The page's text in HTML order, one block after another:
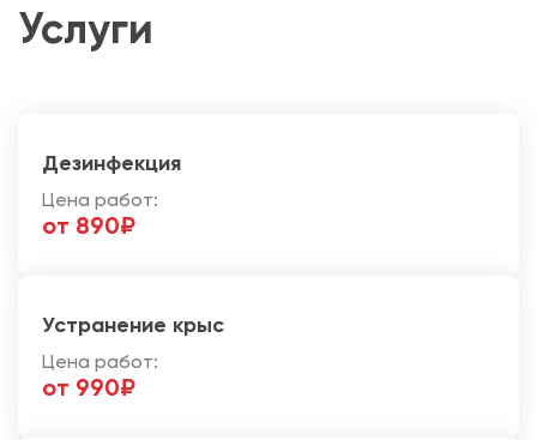
Услуги
Дезинфекция
Цена работ:
от 890₽
Устранение крыс
Цена работ:
от 990₽